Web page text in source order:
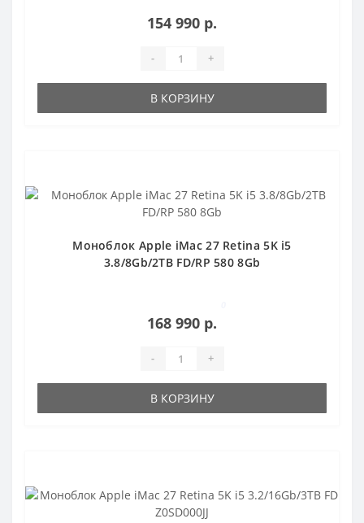
154 990 р.
- +
В КОРЗИНУ
Моноблок Apple iMac 27 Retina 5K i5
3.8/8Gb/2TB FD/RP 580 8Gb
168 990 р.
- +
В КОРЗИНУ